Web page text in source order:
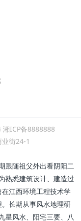
ICP备8888888
街24-1
跟随祖父外出看阴阳二
熟悉建筑设计、建造过
江西环境工程技术学
长期从事风水地理研
星风水、阳宅三要、八